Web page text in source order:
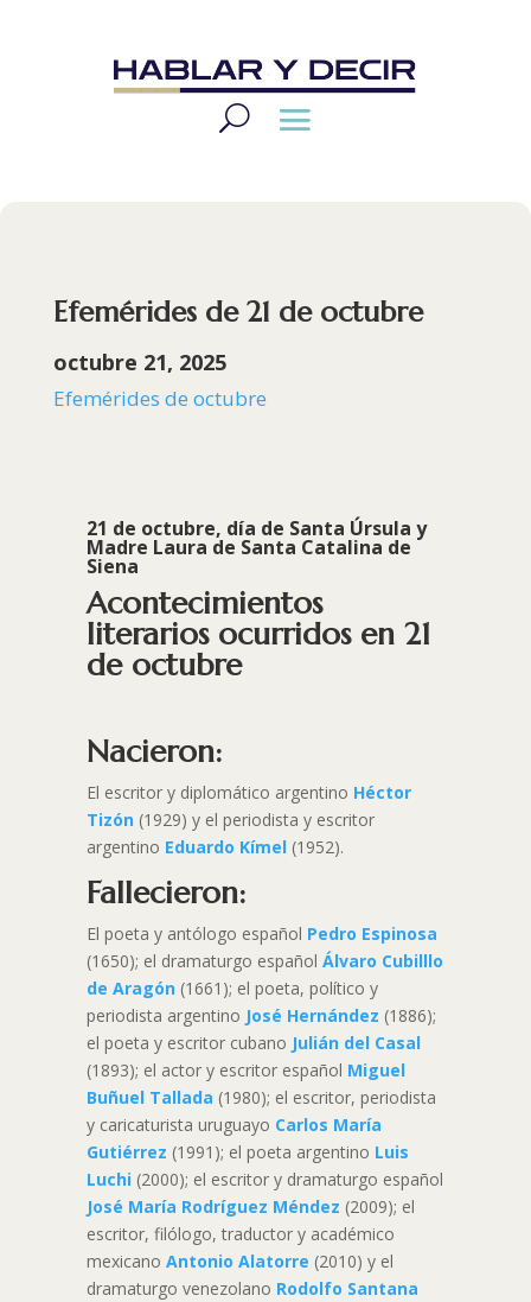
Efemérides de 21 de octubre
octubre 21, 2025
Efemérides de octubre
21 de octubre, día de Santa Úrsula y
Madre Laura de Santa Catalina de
Siena
Acontecimientos
literarios ocurridos en 21
de octubre
Nacieron:
El escritor y diplomático argentino Héctor
Tizón(1929) y el periodista y escritor
argentino Eduardo Kímel(1952).
Fallecieron:
El poeta y antólogo español Pedro Espinosa
(1650); el dramaturgo español Álvaro Cubilllo
de Aragón(1661); el poeta, político y
periodista argentino José Hernández (1886);
el poeta y escritor cubano Julián del Casal
(1893); el actor y escritor español Miguel
Buñuel Tallada (1980); el escritor, periodista
y caricaturista uruguayo Carlos María
Gutiérrez (1991); el poeta argentino Luis
Luchi(2000); el escritor y dramaturgo español
José María Rodríguez Méndez (2009); el
escritor, filólogo, traductor y académico
mexicano Antonio Alatorre (2010) y el
dramaturgo venezolano Rodolfo Santana